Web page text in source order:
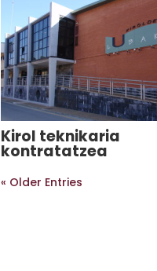
Kirol teknikaria
kontratatzea
« Older Entries